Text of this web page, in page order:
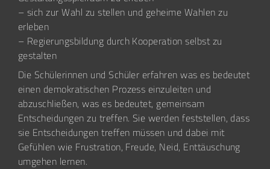
– sich zur Wahl zu stellen und geheime Wahlen zu
erleben
– Regierungsbildung durch Kooperation selbst zu
gestalten
Die Schülerinnen und Schüler erfahren was es bedeutet
einen demokratischen Prozess einzuleiten und
abzuschließen, was es bedeutet, gemeinsam
Entscheidungen zu treffen. Sie werden feststellen, dass
sie Entscheidungen treffen müssen und dabei mit
Gefühlen wie Frustration, Freude, Neid, Enttäuschung
umgehen lernen.